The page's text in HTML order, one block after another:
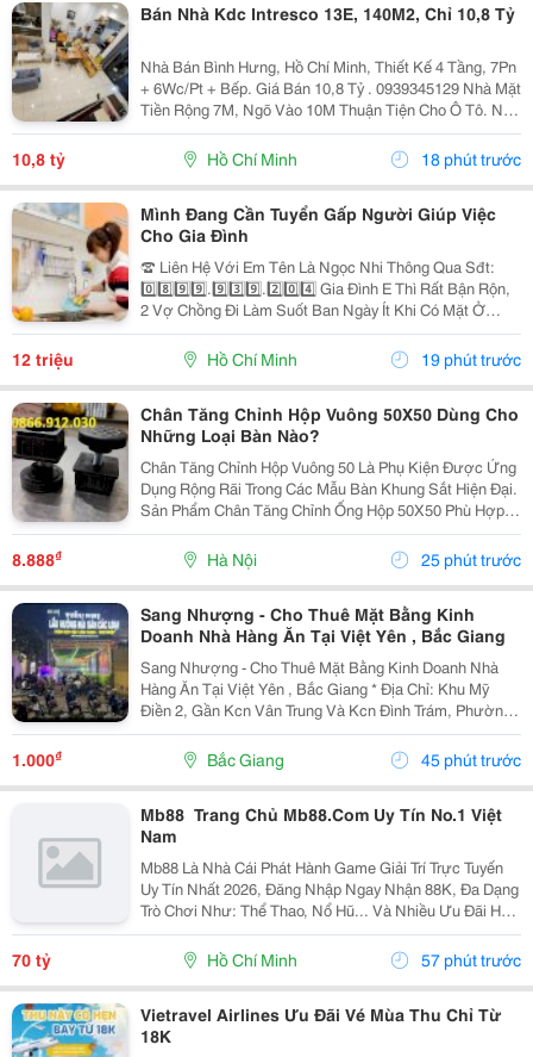
Bán Nhà Kdc Intresco 13E, 140M2, Chỉ 10,8 Tỷ
Nhà Bán Bình Hưng, Hồ Chí Minh, Thiết Kế 4 Tầng, 7Pn
+ 6Wc/Pt + Bếp. Giá Bán 10,8 Tỷ . 0939345129 Nhà Mặt
Tiền Rộng 7M, Ngõ Vào 10M Thuận Tiện Cho Ô Tô. Nội
Thất Bao Gồm Điều Hòa, Tủ Lạnh, Giường, Mang Đến
Không Gian Sống Thoải Mái Và Tiện Nghi....
10,8 tỷ Hồ Chí Minh 18 phút trước
Mình Đang Cần Tuyển Gấp Người Giúp Việc
Cho Gia Đình
☎️ Liên Hệ Với Em Tên Là Ngọc Nhi Thông Qua Sđt:
0️⃣8️⃣9️⃣9️⃣.9️⃣3️⃣9️⃣.2️⃣0️⃣4️⃣ Gia Đình E Thì Rất Bận Rộn,
2 Vợ Chồng Đi Làm Suốt Ban Ngày Ít Khi Có Mặt Ở
Nhà. Nhưng Nhà Lại Có 1 Bà Cụ Đau Yếu Và 1 Bé Nhỏ
Năm Nay Đã Gần 2 Tuổi Vì Vậy Để Có Thể An...
12 triệu Hồ Chí Minh 19 phút trước
Chân Tăng Chỉnh Hộp Vuông 50X50 Dùng Cho
Những Loại Bàn Nào?
Chân Tăng Chỉnh Hộp Vuông 50 Là Phụ Kiện Được Ứng
Dụng Rộng Rãi Trong Các Mẫu Bàn Khung Sắt Hiện Đại.
Sản Phẩm Chân Tăng Chỉnh Ống Hộp 50X50 Phù Hợp
Với Bàn Làm Việc, Bàn Ăn, Bàn Quán Cà Phê, Bàn
Thao Tác Công Nghiệp Và Nhiều Loại Kệ, Tủ. Với Chân
8.888₫ Hà Nội 25 phút trước
Sang Nhượng - Cho Thuê Mặt Bằng Kinh
Doanh Nhà Hàng Ăn Tại Việt Yên , Bắc Giang
Sang Nhượng - Cho Thuê Mặt Bằng Kinh Doanh Nhà
Hàng Ăn Tại Việt Yên , Bắc Giang * Địa Chỉ: Khu Mỹ
Điền 2, Gần Kcn Vân Trung Và Kcn Đình Trám, Phường
Nếnh, Tỉnh Bắc Ninh (Khu Việt Yên, Bắc Giang Cũ). *
Diện Tích : 75M2 - Mặt Tiền 4M - Mặt Bằng...
1.000₫ Bắc Giang 45 phút trước
Mb88 ️ Trang Chủ Mb88.Com Uy Tín No.1 Việt
Nam
Mb88 Là Nhà Cái Phát Hành Game Giải Trí Trực Tuyến
Uy Tín Nhất 2026, Đăng Nhập Ngay Nhận 88K, Đa Dạng
Trò Chơi Như: Thể Thao, Nổ Hũ... Và Nhiều Ưu Đãi Hấp
Dẫn Nhận Mỗi Ngày. Thương Hiệu: Mb88 Địa Chỉ: 838
Đ. Lê Đức Thọ, Phường 16, An Hội Đông, Hồ...
70 tỷ Hồ Chí Minh 57 phút trước
Vietravel Airlines Ưu Đãi Vé Mùa Thu Chỉ Từ
18K